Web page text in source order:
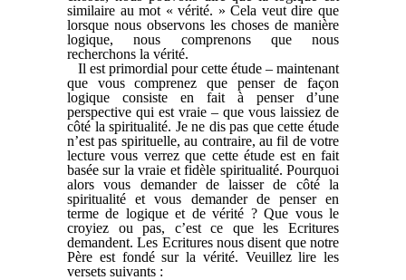
similaire au mot « vérité. » Cela veut dire que
lorsque nous observons les choses de manière
logique, nous comprenons que nous
recherchons la vérité.
Il est primordial pour cette étude – maintenant
que vous comprenez que penser de façon
logique consiste en fait à penser d’une
perspective qui est vraie – que vous laissiez de
côté la spiritualité. Je ne dis pas que cette étude
n’est pas spirituelle, au contraire, au fil de votre
lecture vous verrez que cette étude est en fait
basée sur la vraie et fidèle spiritualité. Pourquoi
alors vous demander de laisser de côté la
spiritualité et vous demander de penser en
terme de logique et de vérité ? Que vous le
croyiez ou pas, c’est ce que les Ecritures
demandent. Les Ecritures nous disent que notre
Père est fondé sur la vérité. Veuillez lire les
versets suivants :